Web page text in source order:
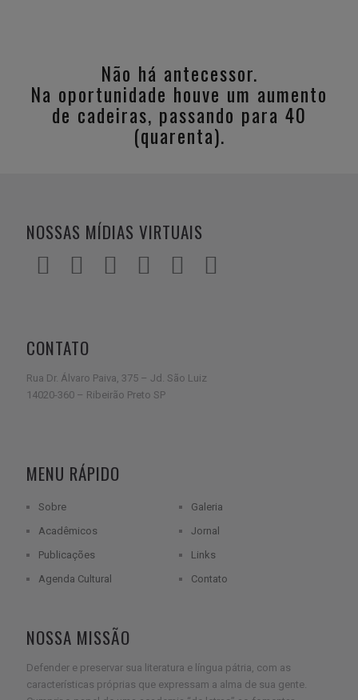
Não há antecessor.
Na oportunidade houve um aumento
de cadeiras, passando para 40
(quarenta).
NOSSAS MÍDIAS VIRTUAIS
CONTATO
Rua Dr. Álvaro Paiva, 375 – Jd. São Luiz
14020-360 – Ribeirão Preto SP
MENU RÁPIDO
Sobre
Acadêmicos
Publicações
Agenda Cultural
Galeria
Jornal
Links
Contato
NOSSA MISSÃO
Defender e preservar sua literatura e língua pátria, com as
características próprias que expressam a alma de sua gente.